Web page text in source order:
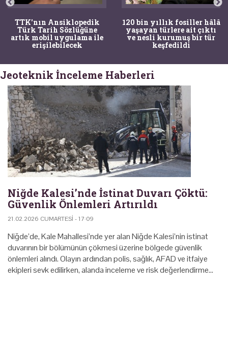
TTK'nın Ansiklopedik
Türk Tarih Sözlüğüne
artık mobil uygulama ile
erişilebilecek
120 bin yıllık fosiller hâlâ
yaşayan türlere ait çıktı
ve nesli kurumuş bir tür
keşfedildi
Jeoteknik İnceleme Haberleri
Niğde Kalesi’nde İstinat Duvarı Çöktü:
Güvenlik Önlemleri Artırıldı
21.02.2026 CUMARTESI - 17:09
Niğde’de, Kale Mahallesi’nde yer alan Niğde Kalesi’nin istinat
duvarının bir bölümünün çökmesi üzerine bölgede güvenlik
önlemleri alındı. Olayın ardından polis, sağlık, AFAD ve itfaiye
ekipleri sevk edilirken, alanda inceleme ve risk değerlendirme…